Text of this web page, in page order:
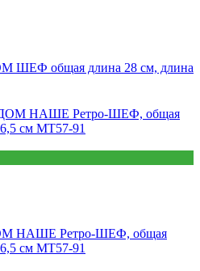
общая длина 28 см, длина
НАШЕ Ретро-ШЕФ, общая
см МТ57-91